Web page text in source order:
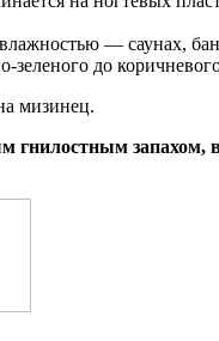
— саунах,
до
мизинец.
запахом,